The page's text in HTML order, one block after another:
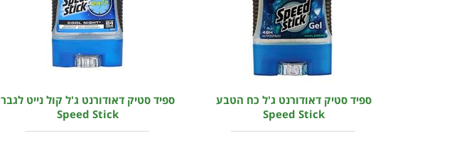
ספיד סטיק דאודורנט ג'ל כח הטבע
Speed Stick
ספיד סטיק דאודורנט ג'ל קול נייט לגבר
Speed Stick